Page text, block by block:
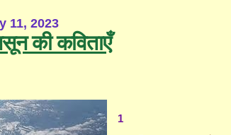
11, 2023
की कविताएँ
1